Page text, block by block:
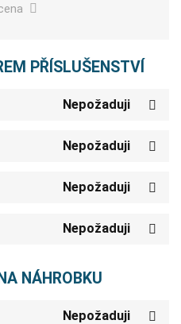
PŘÍSLUŠENSTVÍ
Nepožaduji
Nepožaduji
Nepožaduji
Nepožaduji
NÁHROBKU
Nepožaduji